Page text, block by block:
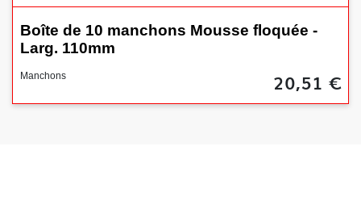
Boîte de 10 manchons Mousse floquée -
Larg. 110mm
Manchons 20,51 €